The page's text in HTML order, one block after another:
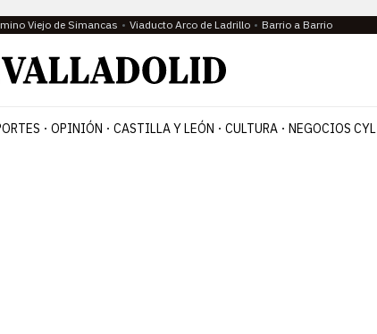
Viejo de Simancas Viaducto Arco de Ladrillo Barrio a Barrio
OPINIÓN CASTILLA Y LEÓN CULTURA NEGOCIOS CYL